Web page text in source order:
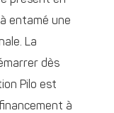
entamé une
La
dès
Pilo est
à